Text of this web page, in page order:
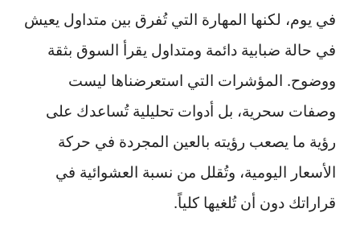
في يوم، لكنها المهارة التي تُفرق بين متداول يعيش
في حالة ضبابية دائمة ومتداول يقرأ السوق بثقة
ووضوح. المؤشرات التي استعرضناها ليست
وصفات سحرية، بل أدوات تحليلية تُساعدك على
رؤية ما يصعب رؤيته بالعين المجردة في حركة
الأسعار اليومية، وتُقلل من نسبة العشوائية في
قراراتك دون أن تُلغيها كلياً.